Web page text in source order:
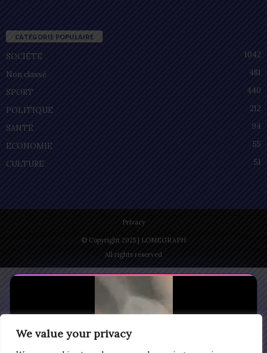
We value your privacy
CATÉGORIE POPULAIRE
SOCIÉTÉ
1042
Non classé
481
SPORT
440
POLITIQUE
212
SANTÉ
94
ECONOMIE
55
CULTURE
51
Privacy
© Copyright 2025 | LOMEGRAPH
All rights reserved